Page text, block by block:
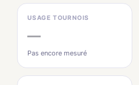
USAGE TOURNOIS
—
Pas encore mesuré